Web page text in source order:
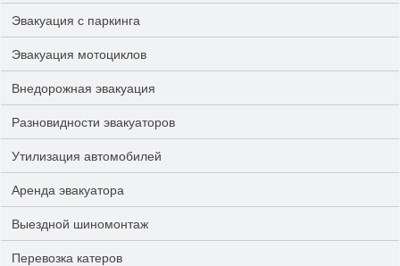
Эвакуация с паркинга
Эвакуация мотоциклов
Внедорожная эвакуация
Разновидности эвакуаторов
Утилизация автомобилей
Аренда эвакуатора
Выездной шиномонтаж
Перевозка катеров